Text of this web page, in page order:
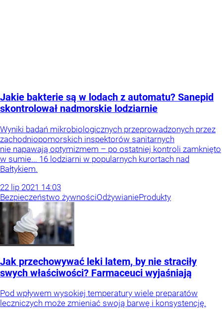
Jakie bakterie są w lodach z automatu? Sanepid
skontrolował nadmorskie lodziarnie
Wyniki badań mikrobiologicznych przeprowadzonych przez
zachodniopomorskich inspektorów sanitarnych
nie napawają optymizmem – po ostatniej kontroli zamknięto
w sumie... 16 lodziarni w popularnych kurortach nad
Bałtykiem.
22 lip 2021 14:03
Bezpieczeństwo żywnościOdżywianieProdukty
Jak przechowywać leki latem, by nie straciły
swych właściwości? Farmaceuci wyjaśniają
Pod wpływem wysokiej temperatury wiele preparatów
leczniczych może zmieniać swoją barwę i konsystencję.